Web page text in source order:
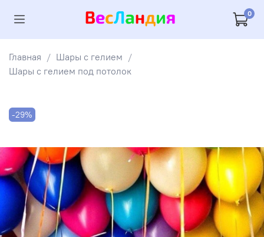
0
Главная
Шары с гелием
Шары с гелием под потолок
-29%